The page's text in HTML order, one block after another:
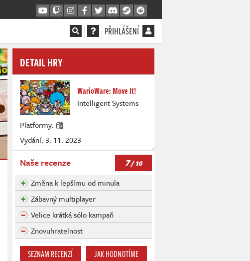
PŘIHLÁŠENÍ
DETAIL HRY
WarioWare: Move It!
Intelligent Systems
Platformy:
Vydání: 3. 11. 2023
Naše recenze 7/ 10
Změna k lepšímu od minula
Zábavný multiplayer
Velice krátká sólo kampaň
Znovuhratelnost
SEZNAM RECENZÍ JAK HODNOTÍME